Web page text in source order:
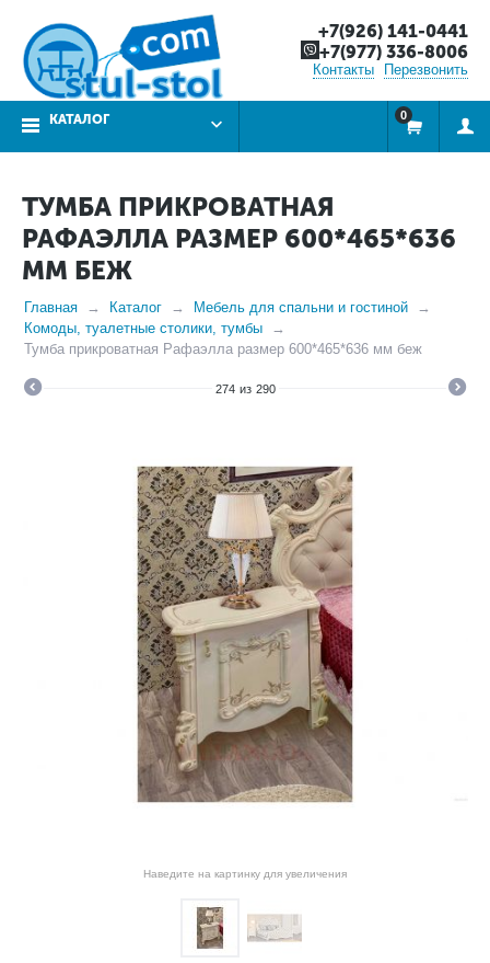
+7(926) 141-0441
+7(977) 336-8006
Контакты Перезвонить
КАТАЛОГ 0
ТУМБА ПРИКРОВАТНАЯ
РАФАЭЛЛА РАЗМЕР 600*465*636
ММ БЕЖ
Главная Каталог
Мебель для спальни и гостиной
Комоды, туалетные столики, тумбы
Тумба прикроватная Рафаэлла размер 600*465*636 мм беж
274 из 290
Наведите на картинку для увеличения